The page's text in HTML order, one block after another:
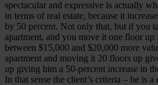
spectacular and expressive is actually
in terms of real estate, because it
by 50 percent. Not only that, but if you
apartment, and you move it one floor up
between $15,000 and $20,000 more
apartment and moving it 20 floors up
up giving him a 50-percent increase in
In that sense the client’s criteria – he is